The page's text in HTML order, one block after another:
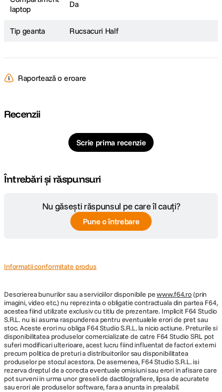
laptop
Da
Tip geanta Rucsacuri Half
Raportează o eroare
Recenzii
Scrie prima recenzie
Întrebări și răspunsuri
Nu găsești răspunsul pe care îl cauți?
Pune o întrebare
Informatii conformitate produs
Descrierea bunurilor sau a serviciilor disponibile pewww.f64.ro(prin
imagini, video etc.) nu reprezinta o obligatie contractuala din partea F64,
acestea fiind utilizate exclusiv cu titlu de prezentare. Implicit F64 Studio
S.R.L. nu isi asuma raspunderea pentru eventualele erori de pret sau
stoc. Aceste erori nu obliga F64 Studio S.R.L. la nicio actiune. Preturile si
disponibilitatea produselor comercializate de catre F64 Studio SRL pot
suferi modificari ulterioare, acest lucru fiind influentat de factori externi
precum politica de preturi a distribuitorilor sau disponibilitatea
produselor pe stocul acestora. De asemenea, F64 Studio S.R.L. isi
rezerva dreptul de a corecta eventuale omisiuni sau erori in afisare care
pot surveni in urma unor greseli de dactilografiere, lipsa de acuratete
sau erori ale produselor software, fara a anunta in prealabil.